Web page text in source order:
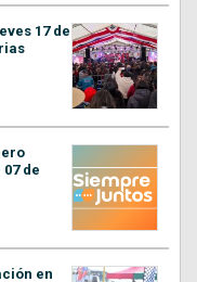
17 de
de
en